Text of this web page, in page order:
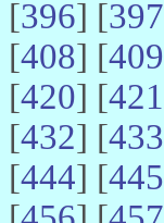
[396] [397
[408] [409
[420] [421
[432] [433
[444] [445